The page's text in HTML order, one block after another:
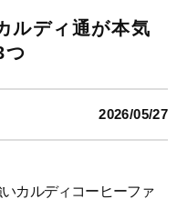
ルディ通が本気
つ
2026/05/27
カルディコーヒーファ